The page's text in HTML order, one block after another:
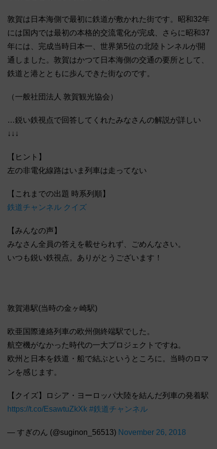
敦賀は日本海側で最初に鉄道が敷かれた街です。昭和32年
には国内では最初の本格的交流電化が完成、さらに昭和37
年には、完成当時日本一、世界第5位の北陸トンネルが開
通しました。敦賀はかつて日本海側の交通の要所として、
鉄道と港とともに歩んできた街なのです。
（一般社団法人 敦賀観光協会）
…鋭い鉄視点で回答してくれたみなさんの解説が詳しい
↓↓↓
【ヒント】
左の非電化線路はいま列車は走ってない
【これまでの出題 時系列順】
鉄道チャンネル クイズ
【みんなの声】
みなさん全員の答えを載せられず、ごめんなさい。
いつも鋭い鉄視点。ありがとうございます！
敦賀港駅(当時の金ヶ崎駅)
欧亜国際連絡列車の欧州側終端駅でした。
航空機がなかった時代の一大プロジェクトですね。
欧州と日本を鉄道・船で結ぶというところに。当時のロマ
ンを感じます。
【クイズ】ロシア・ヨーロッパ大陸を結んだ列車の発着駅
https://t.co/EsawtuZkXk #鉄道チャンネル
— すぎのん (@suginon_56513) November 26, 2018